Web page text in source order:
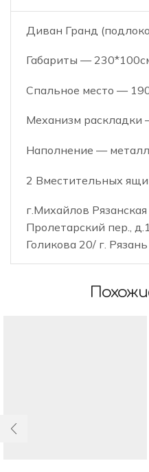
Диван Гранд
Габариты —
Спальное место —
Механизм раскладки
Наполнение —
2 Вместительных
г.Михайлов
Пролетарский пер.,
Голикова 20/ г.